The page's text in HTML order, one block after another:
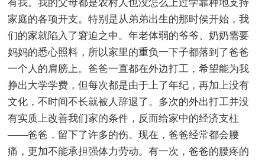
有我。我的父母都是农村人也没怎么上过学靠种地支持
家庭的各项开支。特别是从弟弟出生的那时侯开始，我
们的家就陷入了窘迫之中。年老体弱的爷爷、奶奶需要
妈妈的悉心照料，所以家里的重负一下子都落到了爸爸
一个人的肩膀上。爸爸一直都在外边打工，希望能为我
挣出大学学费，但每次都是由于上了年纪，再加上没有
文化，不时间不长就被人辞退了。多次的外出打工并没
有实质上改善我们家的条件，反而给家中的经济支柱
——爸爸，留下了许多的伤。现在，爸爸经常都会腰
痛，更加不能承担强体力劳动。有一次，爸爸的腰疼的